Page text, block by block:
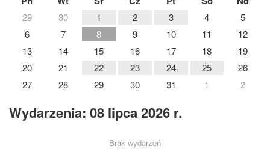
29 30 1 2 3 4
5
6
7 8 9 10 11
12
13
14 15 16 17 18
19
20
21 22 23 24 25
26
27
28 29 30 31 1 2
Wydarzenia: 08 lipca 2026 r.
Brak wydarzeń